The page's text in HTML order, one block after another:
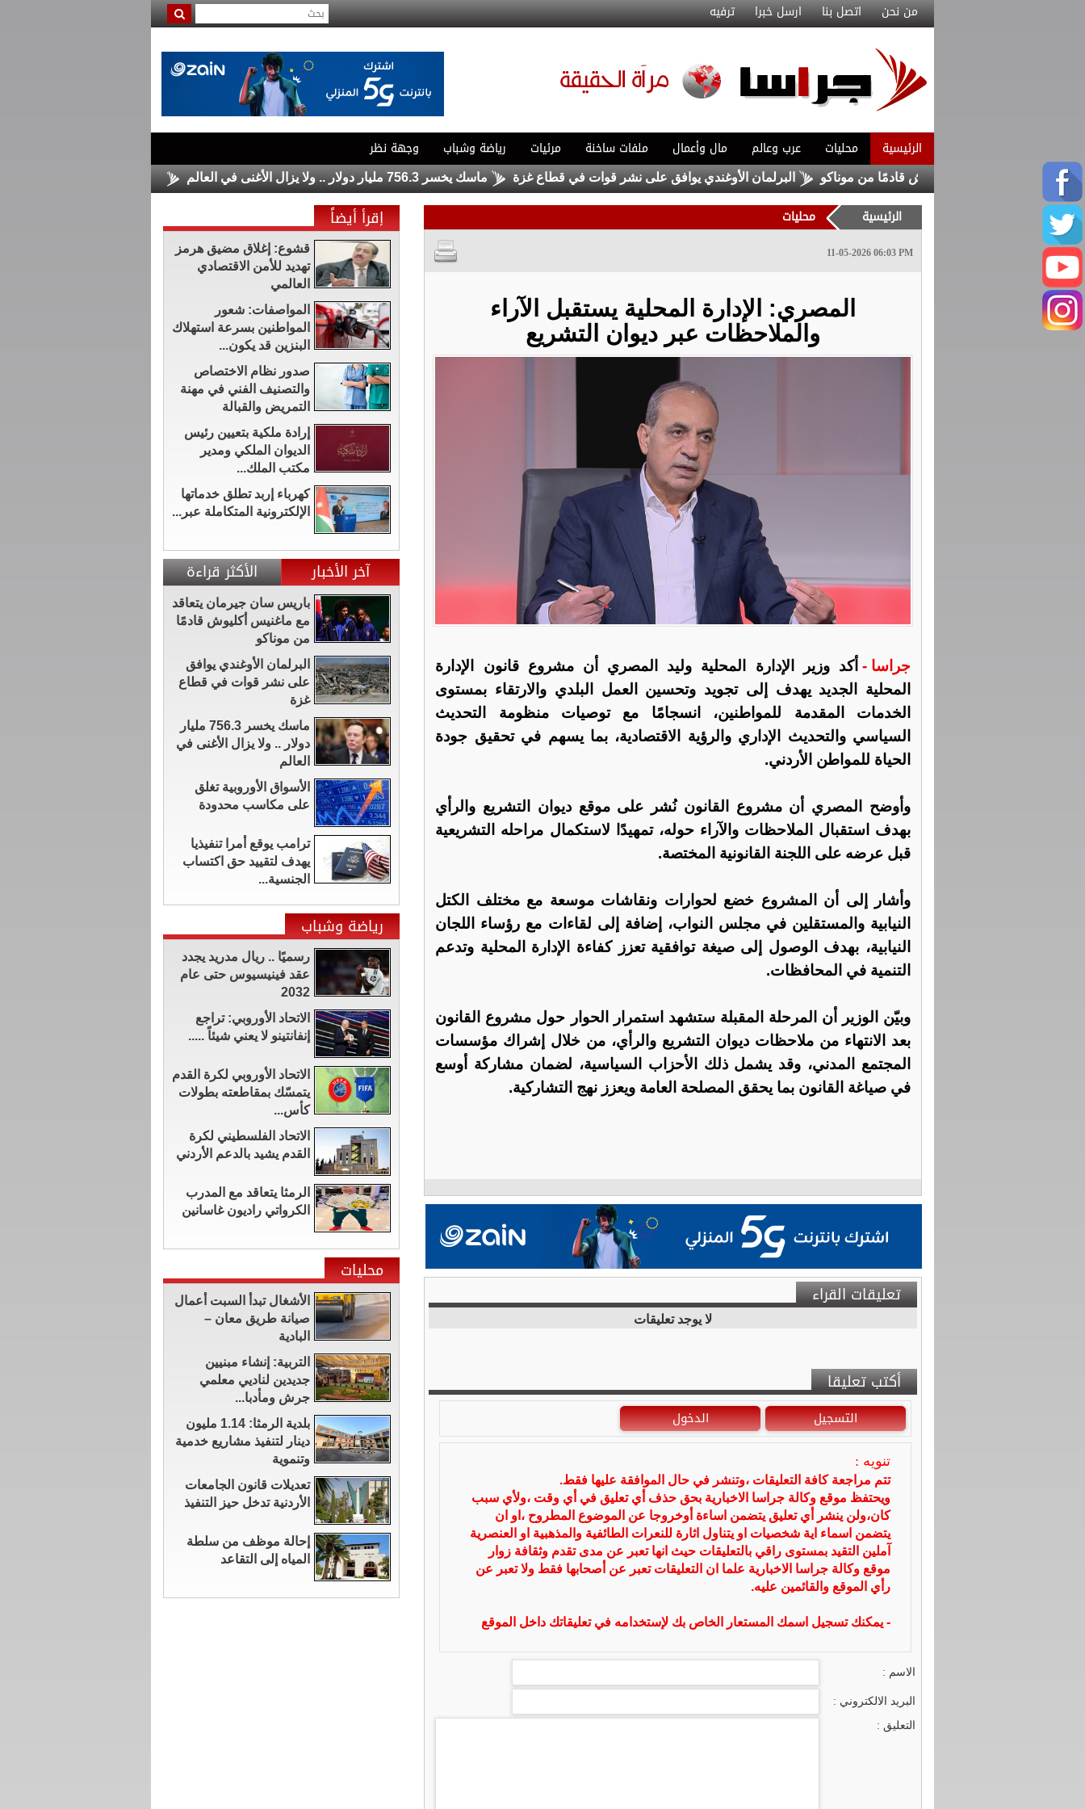
من نحن اتصل بنا ارسل خبرا ترفيه
الرئيسية محليات عرب وعالم مال وأعمال ملفات ساخنة مرئيات رياضة وشباب وجهة نظر
مع ماغنيس أكليوش قادمًا من موناكو البرلمان الأوغندي يوافق على نشر قوات في قطاع غزة ماسك يخسر 756.3 مليار دولار .. ولا يزال الأغنى في العالم الأسواق الأوروبية تغلق على مكاسب
الرئيسية محليات
11-05-2026 06:03 PM
المصري: الإدارة المحلية يستقبل الآراء
والملاحظات عبر ديوان التشريع
جراسا - أكد وزير الإدارة المحلية وليد المصري أن مشروع قانون الإدارة
المحلية الجديد يهدف إلى تجويد وتحسين العمل البلدي والارتقاء بمستوى
الخدمات المقدمة للمواطنين، انسجامًا مع توصيات منظومة التحديث
السياسي والتحديث الإداري والرؤية الاقتصادية، بما يسهم في تحقيق جودة
الحياة للمواطن الأردني.
وأوضح المصري أن مشروع القانون نُشر على موقع ديوان التشريع والرأي
بهدف استقبال الملاحظات والآراء حوله، تمهيدًا لاستكمال مراحله التشريعية
قبل عرضه على اللجنة القانونية المختصة.
وأشار إلى أن المشروع خضع لحوارات ونقاشات موسعة مع مختلف الكتل
النيابية والمستقلين في مجلس النواب، إضافة إلى لقاءات مع رؤساء اللجان
النيابية، بهدف الوصول إلى صيغة توافقية تعزز كفاءة الإدارة المحلية وتدعم
التنمية في المحافظات.
وبيّن الوزير أن المرحلة المقبلة ستشهد استمرار الحوار حول مشروع القانون
بعد الانتهاء من ملاحظات ديوان التشريع والرأي، من خلال إشراك مؤسسات
المجتمع المدني، وقد يشمل ذلك الأحزاب السياسية، لضمان مشاركة أوسع
في صياغة القانون بما يحقق المصلحة العامة ويعزز نهج التشاركية.
تعليقات القراء
لا يوجد تعليقات
أكتب تعليقا
التسجيل الدخول
تنويه :
تتم مراجعة كافة التعليقات ،وتنشر في حال الموافقة عليها فقط.
ويحتفظ موقع وكالة جراسا الاخبارية بحق حذف أي تعليق في أي وقت ،ولأي سبب
كان،ولن ينشر أي تعليق يتضمن اساءة أوخروجا عن الموضوع المطروح ،او ان
يتضمن اسماء اية شخصيات او يتناول اثارة للنعرات الطائفية والمذهبية او العنصرية
آملين التقيد بمستوى راقي بالتعليقات حيث انها تعبر عن مدى تقدم وثقافة زوار
موقع وكالة جراسا الاخبارية علما ان التعليقات تعبر عن أصحابها فقط ولا تعبر عن
رأي الموقع والقائمين عليه.
- يمكنك تسجيل اسمك المستعار الخاص بك لإستخدامه في تعليقاتك داخل الموقع
الاسم :
البريد الالكتروني :
التعليق :
إقرأ أيضاً
قشوع: إغلاق مضيق هرمز
تهديد للأمن الاقتصادي
العالمي
المواصفات: شعور
المواطنين بسرعة استهلاك
البنزين قد يكون...
صدور نظام الاختصاص
والتصنيف الفني في مهنة
التمريض والقبالة
إرادة ملكية بتعيين رئيس
الديوان الملكي ومدير
مكتب الملك...
كهرباء إربد تطلق خدماتها
الإلكترونية المتكاملة عبر...
آخر الأخبار الأكثر قراءة
باريس سان جيرمان يتعاقد
مع ماغنيس أكليوش قادمًا
من موناكو
البرلمان الأوغندي يوافق
على نشر قوات في قطاع
غزة
ماسك يخسر 756.3 مليار
دولار .. ولا يزال الأغنى في
العالم
الأسواق الأوروبية تغلق
على مكاسب محدودة
ترامب يوقع أمرا تنفيذيا
يهدف لتقييد حق اكتساب
الجنسية...
رياضة وشباب
رسميًا .. ريال مدريد يجدد
عقد فينيسيوس حتى عام
2032
الاتحاد الأوروبي: تراجع
إنفانتينو لا يعني شيئاً .....
الاتحاد الأوروبي لكرة القدم
يتمسّك بمقاطعته بطولات
كأس...
الاتحاد الفلسطيني لكرة
القدم يشيد بالدعم الأردني
الرمثا يتعاقد مع المدرب
الكرواتي راديون غاسانين
محليات
الأشغال تبدأ السبت أعمال
صيانة طريق معان –
البادية
التربية: إنشاء مبنيين
جديدين لناديي معلمي
جرش ومأدبا...
بلدية الرمثا: 1.14 مليون
دينار لتنفيذ مشاريع خدمية
وتنموية
تعديلات قانون الجامعات
الأردنية تدخل حيز التنفيذ
إحالة موظف من سلطة
المياه إلى التقاعد